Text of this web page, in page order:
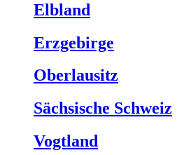
Elbland
Erzgebirge
Oberlausitz
Sächsische Schweiz
Vogtland